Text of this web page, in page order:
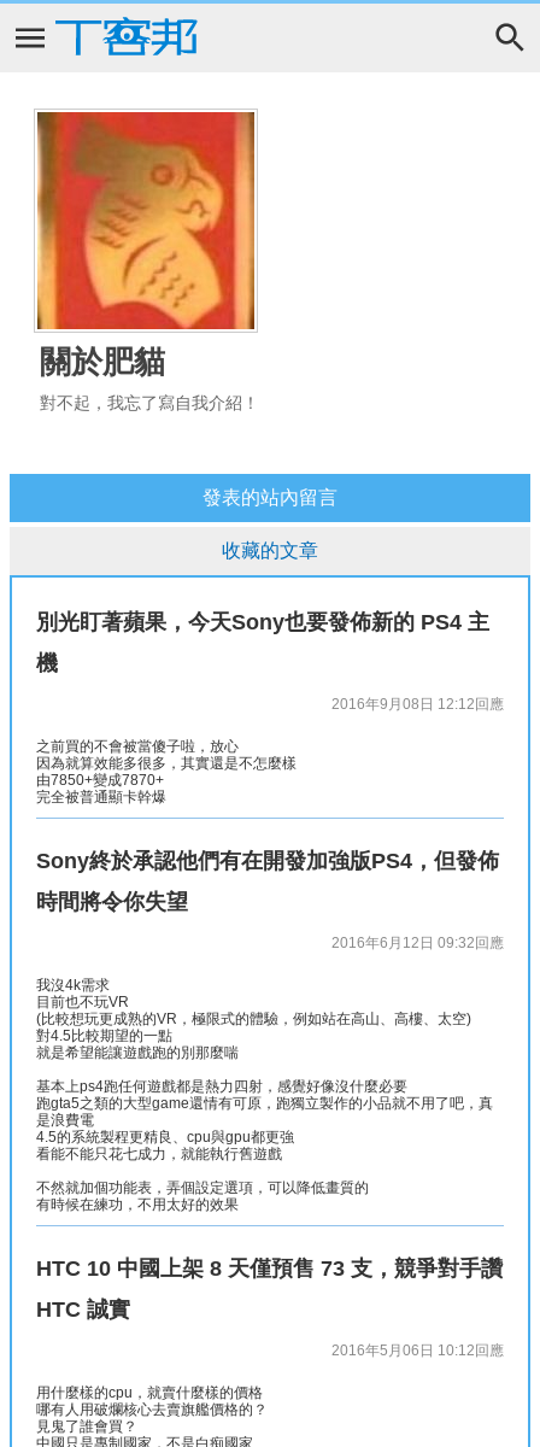
關於肥貓
對不起，我忘了寫自我介紹！
發表的站內留言
收藏的文章
別光盯著蘋果，今天Sony也要發佈新的 PS4 主
機
2016年9月08日 12:12 回應
之前買的不會被當傻子啦，放心
因為就算效能多很多，其實還是不怎麼樣
由7850+變成7870+
完全被普通顯卡幹爆
Sony終於承認他們有在開發加強版PS4，但發佈
時間將令你失望
2016年6月12日 09:32 回應
我沒4k需求
目前也不玩VR
(比較想玩更成熟的VR，極限式的體驗，例如站在高山、高樓、太空)
對4.5比較期望的一點
就是希望能讓遊戲跑的別那麼喘
基本上ps4跑任何遊戲都是熱力四射，感覺好像沒什麼必要
跑gta5之類的大型game還情有可原，跑獨立製作的小品就不用了吧，真
是浪費電
4.5的系統製程更精良、cpu與gpu都更強
看能不能只花七成力，就能執行舊遊戲
不然就加個功能表，弄個設定選項，可以降低畫質的
有時候在練功，不用太好的效果
HTC 10 中國上架 8 天僅預售 73 支，競爭對手讚
HTC 誠實
2016年5月06日 10:12 回應
用什麼樣的cpu，就賣什麼樣的價格
哪有人用破爛核心去賣旗艦價格的？
見鬼了誰會買？
中國只是專制國家，不是白痴國家